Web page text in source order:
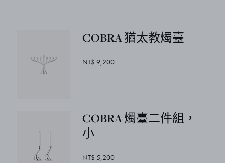
COBRA 猶太教燭臺
NT$ 9,200
COBRA 燭臺二件組，
小
NT$ 5,200